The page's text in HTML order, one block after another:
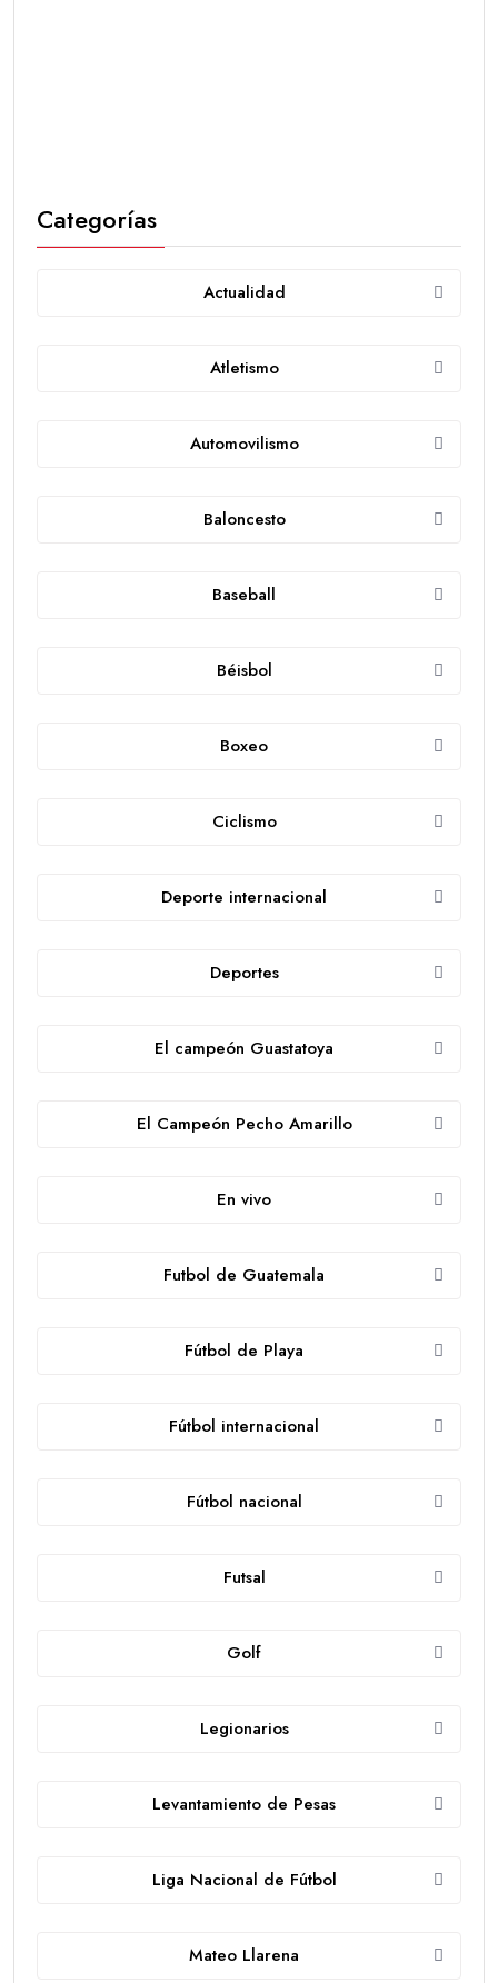
Categorías
Actualidad
Atletismo
Automovilismo
Baloncesto
Baseball
Béisbol
Boxeo
Ciclismo
Deporte internacional
Deportes
El campeón Guastatoya
El Campeón Pecho Amarillo
En vivo
Futbol de Guatemala
Fútbol de Playa
Fútbol internacional
Fútbol nacional
Futsal
Golf
Legionarios
Levantamiento de Pesas
Liga Nacional de Fútbol
Mateo Llarena